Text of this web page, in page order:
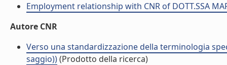
Employment relationship with CNR of DOTT.SSA
Autore CNR
Verso una standardizzazione della terminologia
saggio))(Prodotto della ricerca)